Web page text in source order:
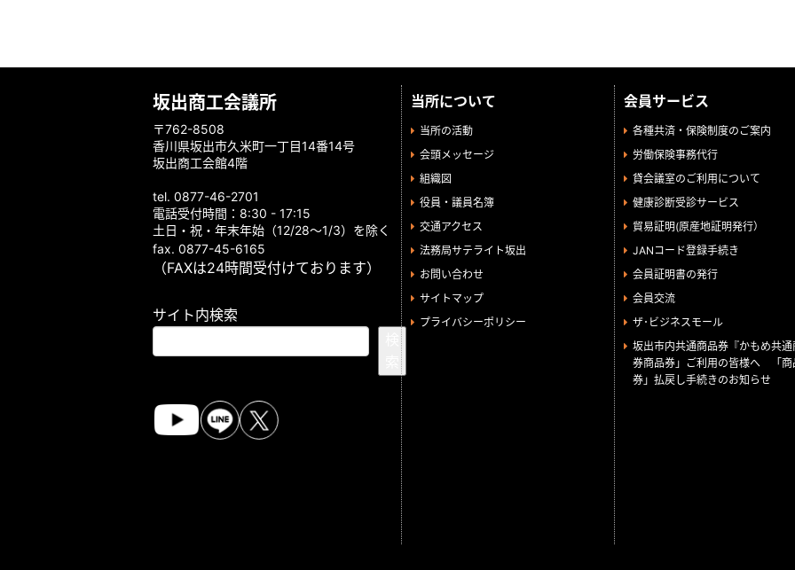
坂出商工会議所
〒762-8508
香川県坂出市久米町一丁目14番14号
坂出商工会館4階
tel. 0877-46-2701
電話受付時間：8:30 - 17:15
土日・祝・年末年始（12/28～1/3）を除く
fax. 0877-45-6165
（FAXは24時間受付けております）
サイト内検索
当所について
当所の活動
会頭メッセージ
組織図
役員・議員名簿
交通アクセス
法務局サテライト坂出
お問い合わせ
サイトマップ
プライバシーポリシー
会員サービス
各種共済・保険制度のご案内
労働保険事務代行
貸会議室のご利用について
健康診断受診サービス
貿易証明(原産地証明発行）
JANコード登録手続き
会員証明書の発行
会員交流
ザ･ビジネスモール
坂出市内共通商品券『かもめ共通
券商品券」ご利用の皆様へ 「商
券」払戻し手続きのお知らせ